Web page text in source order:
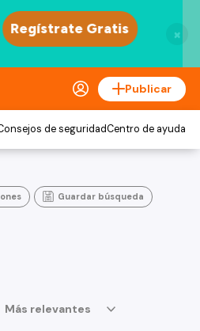
×
Publicar
de seguridadCentro de ayuda
Guardar búsqueda
Más relevantes